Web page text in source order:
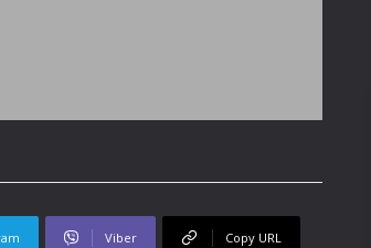
Viber Copy URL